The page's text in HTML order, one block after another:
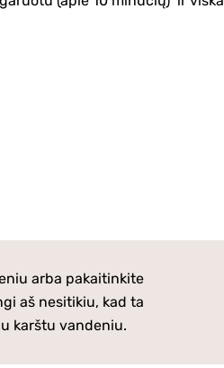
arba pakaitinkite
aš nesitikiu, kad ta
karštu vandeniu.